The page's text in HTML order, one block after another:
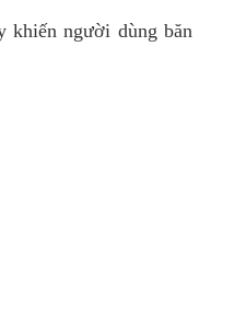
khiến người dùng băn